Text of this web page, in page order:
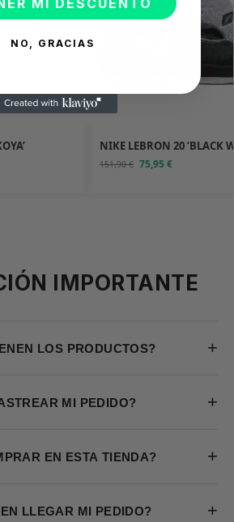
NIKE LEBRON 20 ‘BLACK
151,90€ 75,95€
IMPORTANTE
LOS PRODUCTOS? +
MI PEDIDO? +
EN ESTA TIENDA? +
LLEGAR MI PEDIDO? +
NO, GRACIAS